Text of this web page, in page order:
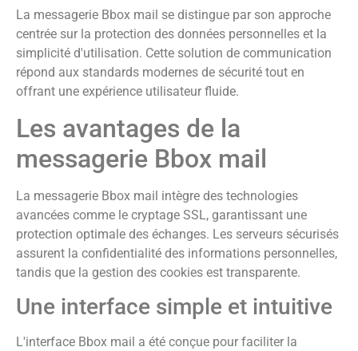
La messagerie Bbox mail se distingue par son approche
centrée sur la protection des données personnelles et la
simplicité d'utilisation. Cette solution de communication
répond aux standards modernes de sécurité tout en
offrant une expérience utilisateur fluide.
Les avantages de la
messagerie Bbox mail
La messagerie Bbox mail intègre des technologies
avancées comme le cryptage SSL, garantissant une
protection optimale des échanges. Les serveurs sécurisés
assurent la confidentialité des informations personnelles,
tandis que la gestion des cookies est transparente.
Une interface simple et intuitive
L'interface Bbox mail a été conçue pour faciliter la